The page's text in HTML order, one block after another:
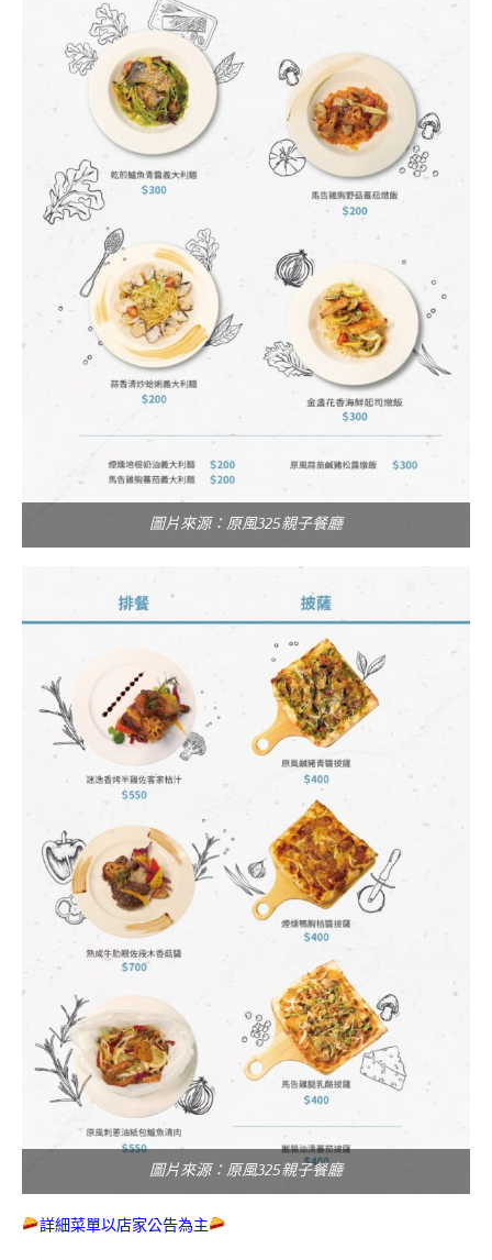
圖片來源：原風325親子餐廳
圖片來源：原風325親子餐廳
詳細菜單以店家公告為主